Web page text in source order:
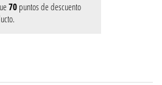
70 puntos de descuento